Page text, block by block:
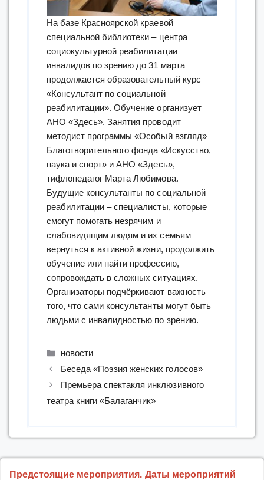
На базе Красноярской краевой
специальной библиотеки – центра
социокультурной реабилитации
инвалидов по зрению до 31 марта
продолжается образовательный курс
«Консультант по социальной
реабилитации». Обучение организует
АНО «Здесь». Занятия проводит
методист программы «Особый взгляд»
Благотворительного фонда «Искусство,
наука и спорт» и АНО «Здесь»,
тифлопедагог Марта Любимова.
Будущие консультанты по социальной
реабилитации – специалисты, которые
смогут помогать незрячим и
слабовидящим людям и их семьям
вернуться к активной жизни, продолжить
обучение или найти профессию,
сопровождать в сложных ситуациях.
Организаторы подчёркивают важность
того, что сами консультанты могут быть
людьми с инвалидностью по зрению.
Рубрики
новости
Беседа «Поэзия женских голосов»
Премьера спектакля инклюзивного
театра книги «Балаганчик»
Предстоящие мероприятия. Даты мероприятий